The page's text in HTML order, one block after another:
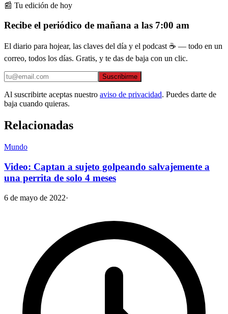
📰 Tu edición de hoy
Recibe el periódico de mañana a las 7:00 am
El diario para hojear, las claves del día y el podcast ☕ — todo en un
correo, todos los días. Gratis, y te das de baja con un clic.
Suscribirme
Al suscribirte aceptas nuestro aviso de privacidad. Puedes darte de
baja cuando quieras.
Relacionadas
Mundo
Video: Captan a sujeto golpeando salvajemente a
una perrita de solo 4 meses
6 de mayo de 2022·